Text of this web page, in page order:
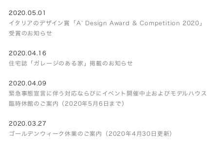
2020.05.01
イタリアのデザイン賞「A’ Design Award & Competition 2020」
受賞のお知らせ
2020.04.16
住宅誌「ガレージのある家」掲載のお知らせ
2020.04.09
緊急事態宣言に伴う対応ならびにイベント開催中止およびモデルハウス
臨時休館のご案内（2020年5月6日まで）
2020.03.27
ゴールデンウィーク休業のご案内（2020年4月30日更新）